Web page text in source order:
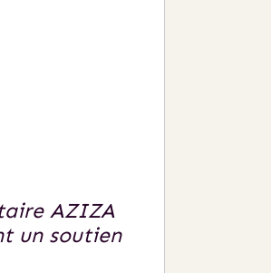
AZIZA
un soutien